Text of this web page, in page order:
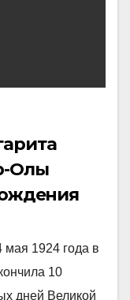
Олы
мая 1924 года в
10
дней Великой